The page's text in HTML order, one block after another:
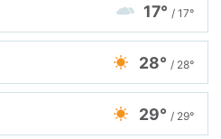
17° / 17°
28° / 28°
29° / 29°